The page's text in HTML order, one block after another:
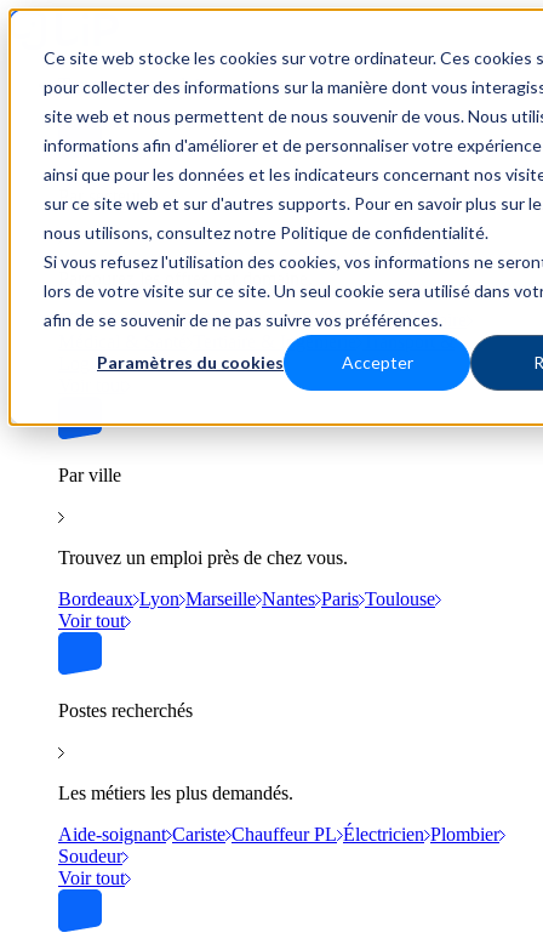
Ce site web stocke les cookies sur votre ordinateur. Ces cookies
pour collecter des informations sur la manière dont vous
site web et nous permettent de nous souvenir de vous. Nous
informations afin d'améliorer et de personnaliser votre
ainsi que pour les données et les indicateurs concernant nos
sur ce site web et sur d'autres supports. Pour en savoir plus sur
nous utilisons, consultez notre Politique de confidentialité.
Si vous refusez l'utilisation des cookies, vos informations ne
lors de votre visite sur ce site. Un seul cookie sera utilisé dans
afin de se souvenir de ne pas suivre vos préférences.
Paramètres du cookies Accepter
Trouver un emploi
Par secteur
BTP Hôtellerie & Restauration Industrie & Nucléaire
Tertiaire & Ingénierie Transport &
Logistique
Par ville
Trouvez un emploi près de chez vous.
Bordeaux Lyon Marseille Nantes Paris Toulouse
Voir tout
Postes recherchés
Les métiers les plus demandés.
Aide-soignant Cariste Chauffeur PL Électricien Plombier
Soudeur
Voir tout